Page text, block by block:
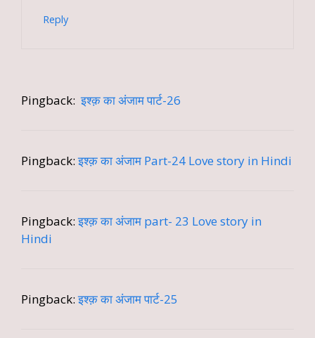
Reply
Pingback: इश्क़ का अंजाम पार्ट-26
Pingback:इश्क़ का अंजाम Part-24 Love story in Hindi
Pingback:इश्क़ का अंजाम part- 23 Love story in
Hindi
Pingback:इश्क़ का अंजाम पार्ट-25